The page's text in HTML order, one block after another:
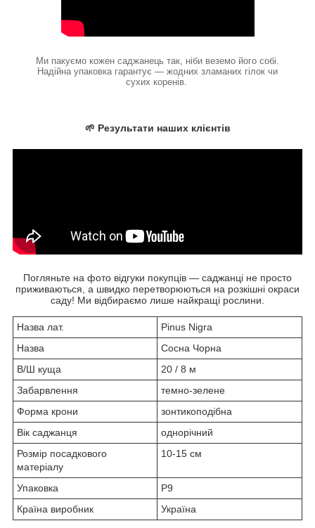
Ми пакуємо кожен саджанець так, ніби веземо його собі.
Надійна упаковка гарантує — жодних зламаних гілок чи
сухих коренів.
🌱 Результати наших клієнтів
Погляньте на фото відгуки покупців — саджанці не просто
приживаються, а швидко перетворюються на розкішні окраси
саду! Ми відбираємо лише найкращі рослини.
Назва лат.
Pinus Nigra
Назва
Сосна Чорна
В/Ш куща
20 / 8 м
Забарвлення
темно-зелене
Форма крони
зонтикоподібна
Вік саджанця
однорічний
Розмір посадкового
матеріалу
10-15 см
Упаковка
Р9
Країна виробник
Україна